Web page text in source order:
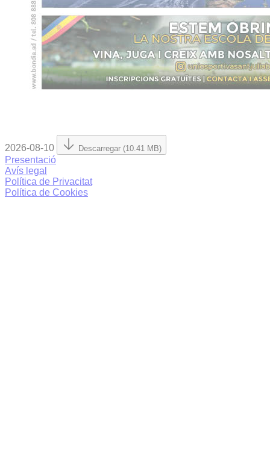
2026-08-10 Descarregar (10.41 MB)
Presentació
Avís legal
Política de Privacitat
Política de Cookies